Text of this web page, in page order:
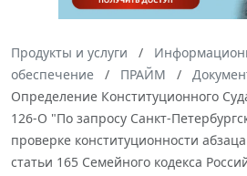
Продукты и услуги
обеспечение
ПРАЙМ
Определение Конституционного
126-О "По запросу Санкт-
проверке конституционности
статьи 165 Семейного кодекса